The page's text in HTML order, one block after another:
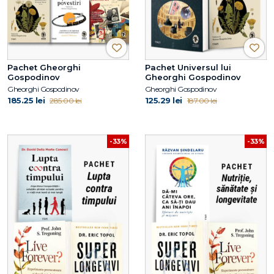
Pachet Gheorghi
Gospodinov
Gheorghi Gospodinov
185.25 lei 285.00 lei
Pachet Universul lui
Gheorghi Gospodinov
Gheorghi Gospodinov
125.29 lei 187.00 lei
-33% -33%